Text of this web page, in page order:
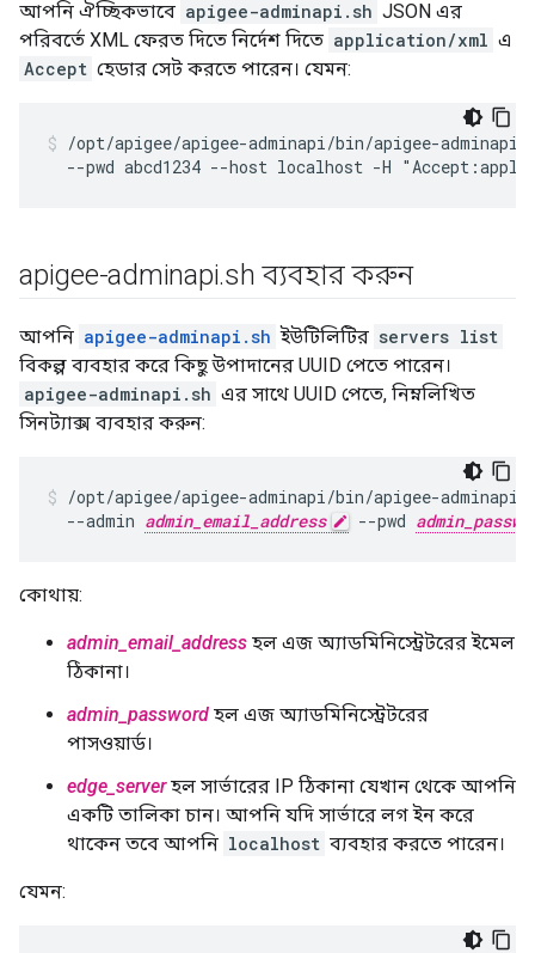
আপনি ঐচ্ছিকভাবে apigee-adminapi.sh JSON এর
পরিবর্তে XML ফেরত দিতে নির্দেশ দিতে application/xml এ
Accept হেডার সেট করতে পারেন। যেমন:
/opt/apigee/apigee-adminapi/bin/apigee-
--pwd abcd1234 --host localhost -H
apigee-adminapi.sh ব্যবহার করুন
আপনি apigee-adminapi.sh ইউটিলিটির servers list
বিকল্প ব্যবহার করে কিছু উপাদানের UUID পেতে পারেন।
apigee-adminapi.sh এর সাথে UUID পেতে, নিম্নলিখিত
সিনট্যাক্স ব্যবহার করুন:
/opt/apigee/apigee-adminapi/bin/apigee-
  --admin
admin_email_address --pwd
কোথায়:
admin_email_address হল এজ অ্যাডমিনিস্ট্রেটরের ইমেল
ঠিকানা।
admin_password হল এজ অ্যাডমিনিস্ট্রেটরের
পাসওয়ার্ড।
edge_serverহল সার্ভারের IP ঠিকানা যেখান থেকে আপনি
একটি তালিকা চান। আপনি যদি সার্ভারে লগ ইন করে
থাকেন তবে আপনি localhost ব্যবহার করতে পারেন।
যেমন: